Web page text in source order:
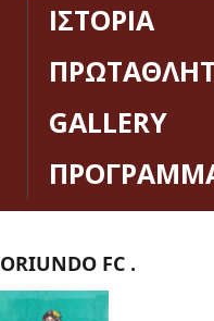
ΙΣΤΟΡΙΑ
GALLERY
ORIUNDO FC .